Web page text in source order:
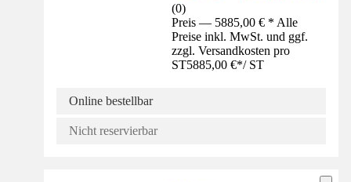
(0)
Preis — 5885,00 € * Alle
Preise inkl. MwSt. und ggf.
zzgl. Versandkosten pro
ST5885,00 €*/ ST
Online bestellbar
Nicht reservierbar